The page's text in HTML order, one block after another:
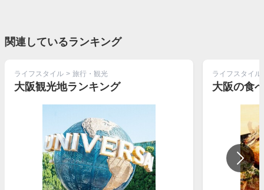
関連しているランキング
ライフスタイル > 旅行・観光
大阪観光地ランキング
ライフスタイル
大阪の食